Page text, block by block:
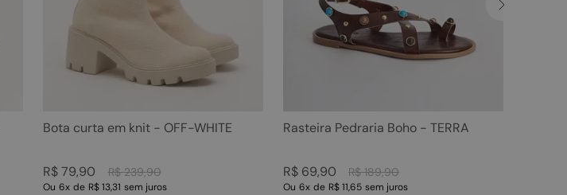
Bota curta em knit - OFF-WHITE
R$ 239,90
R$ 79,90
Ou 6x de R$ 13,31 sem juros
Rasteira Pedraria Boho - TERRA
R$ 189,90
R$ 69,90
Ou 6x de R$ 11,65 sem juros